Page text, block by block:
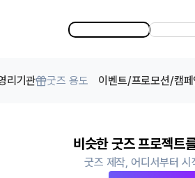
리기관 굿즈 용도 이벤트/프로모션/캠페
비슷한 굿즈 프로젝트
굿즈 제작, 어디서부터